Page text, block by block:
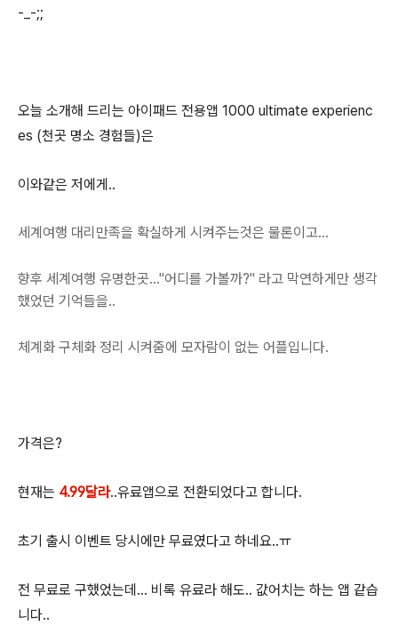
-_-;;
오늘 소개해 드리는 아이패드 전용앱 1000 ultimate experienc
es (천곳 명소 경험들)은
이와같은 저에게..
세계여행 대리만족을 확실하게 시켜주는것은 물론이고...
향후 세계여행 유명한곳..."어디를 가볼까?" 라고 막연하게만 생각
했었던 기억들을..
체계화 구체화 정리 시켜줌에 모자람이 없는 어플입니다.
가격은?
현재는 4.99달라..유료앱으로 전환되었다고 합니다.
초기 출시 이벤트 당시에만 무료였다고 하네요..ㅠ
전 무료로 구했었는데... 비록 유료라 해도.. 값어치는 하는 앱 같습
니다..